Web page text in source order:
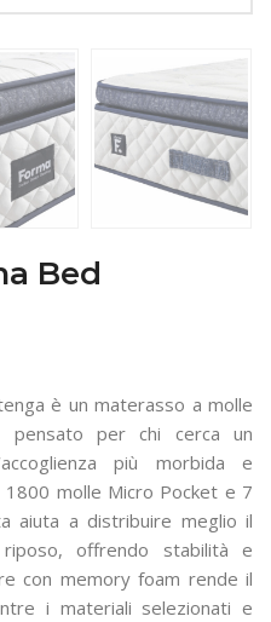
Bed
€
€
è un materasso a molle
pensato per chi cerca un
più morbida e
molle Micro Pocket e 7
aiuta a distribuire meglio il
offrendo stabilità e
con memory foam rende il
i materiali selezionati e